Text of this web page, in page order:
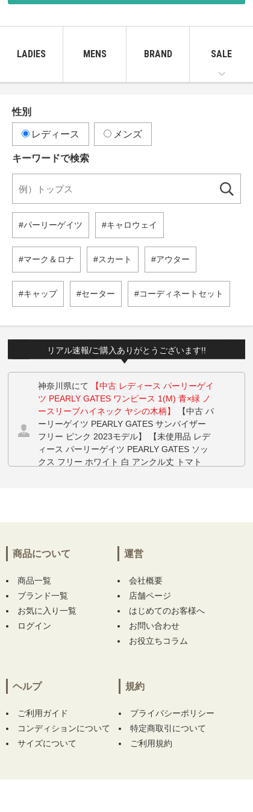
LADIES MENS BRAND SALE
性別
レディース メンズ
キーワードで検索
パーリーゲイツ キャロウェイ
マーク＆ロナ スカート アウター
キャップ セーター コーディネートセット
リアル速報/ご購入ありがとうございます!!
神奈川県にて
【中古 レディース パーリーゲイ
ツ PEARLY GATES ワンピース 1(M) 青×緑 ノ
ースリーブハイネック ヤシの木柄】
【中古 パ
ーリーゲイツ PEARLY GATES サンバイザー
フリー ピンク 2023モデル】 【未使用品 レデ
ィース パーリーゲイツ PEARLY GATES ソッ
クス フリー ホワイト 白 アンクル丈 トマト
イト レッドレーベル】 をお買い上げ!!ありが
神奈川県にて
【中古 レディース アールエルエ
ックス ラルフローレン RLX RALPH LAUREN
ーフジップ】
をお買い上げ!!ありがとうござい
ックス ラルフローレン RLX RALPH LAUREN
ワンピース M ネイビー×花柄 ノースリーブ ハ
ーフジップ】
をお買い上げ!!ありがとうござい
沖縄県にて
【中古 レディース テーラーメイド
商品について
商品一覧
ブランド一覧
お気に入り一覧
ログイン
運営
会社概要
店舗ページ
はじめてのお客様へ
お問い合わせ
お役立ちコラム
ヘルプ
ご利用ガイド
コンディションについて
サイズについて
規約
プライバシーポリシー
特定商取引について
ご利用規約